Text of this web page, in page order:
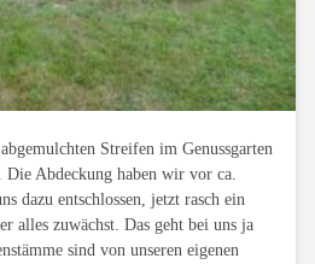
Streifen im Genussgarten
Die Abdeckung haben wir vor ca.
dazu entschlossen, jetzt rasch ein
alles zuwächst. Das geht bei uns ja
sind von unseren eigenen